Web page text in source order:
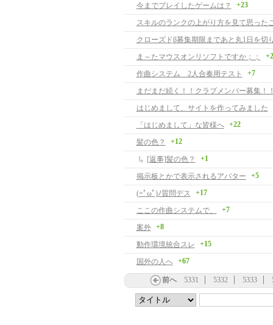
今までプレイしたゲームは？
+23
クローズドβ募集期限まであと丸1日を切
ま～たマウスオンリソフトですか；；
作曲システム 2人合奏用テスト +7
まだまだ続く！！クラブメンバー募集！
はじめまして、サイトを作ってみました
「はじめまして」な皆様へ +22
髪の色？ +12
[返事]髪の色？ +1
掲示板とかで表示されるアバター +5
(=ﾟωﾟ)ﾉ質問デス +17
ここの作曲システムで、 +7
案外 +8
動作環境統合スレ +15
国外の人へ +67
前へ 5331 5332 5333